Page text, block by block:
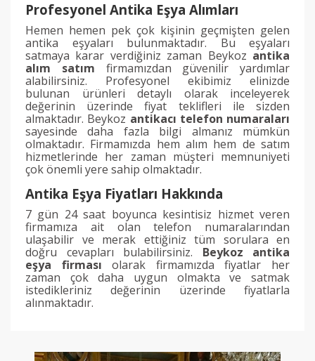
Profesyonel Antika Eşya Alımları
Hemen hemen pek çok kişinin geçmişten gelen
antika eşyaları bulunmaktadır. Bu eşyaları
satmaya karar verdiğiniz zaman Beykoz antika
alım satım firmamızdan güvenilir yardımlar
alabilirsiniz. Profesyonel ekibimiz elinizde
bulunan ürünleri detaylı olarak inceleyerek
değerinin üzerinde fiyat teklifleri ile sizden
almaktadır. Beykoz antikacı telefon numaraları
sayesinde daha fazla bilgi almanız mümkün
olmaktadır. Firmamızda hem alım hem de satım
hizmetlerinde her zaman müşteri memnuniyeti
çok önemli yere sahip olmaktadır.
Antika Eşya Fiyatları Hakkında
7 gün 24 saat boyunca kesintisiz hizmet veren
firmamıza ait olan telefon numaralarından
ulaşabilir ve merak ettiğiniz tüm sorulara en
doğru cevapları bulabilirsiniz. Beykoz antika
eşya firması olarak firmamızda fiyatlar her
zaman çok daha uygun olmakta ve satmak
istedikleriniz değerinin üzerinde fiyatlarla
alınmaktadır.